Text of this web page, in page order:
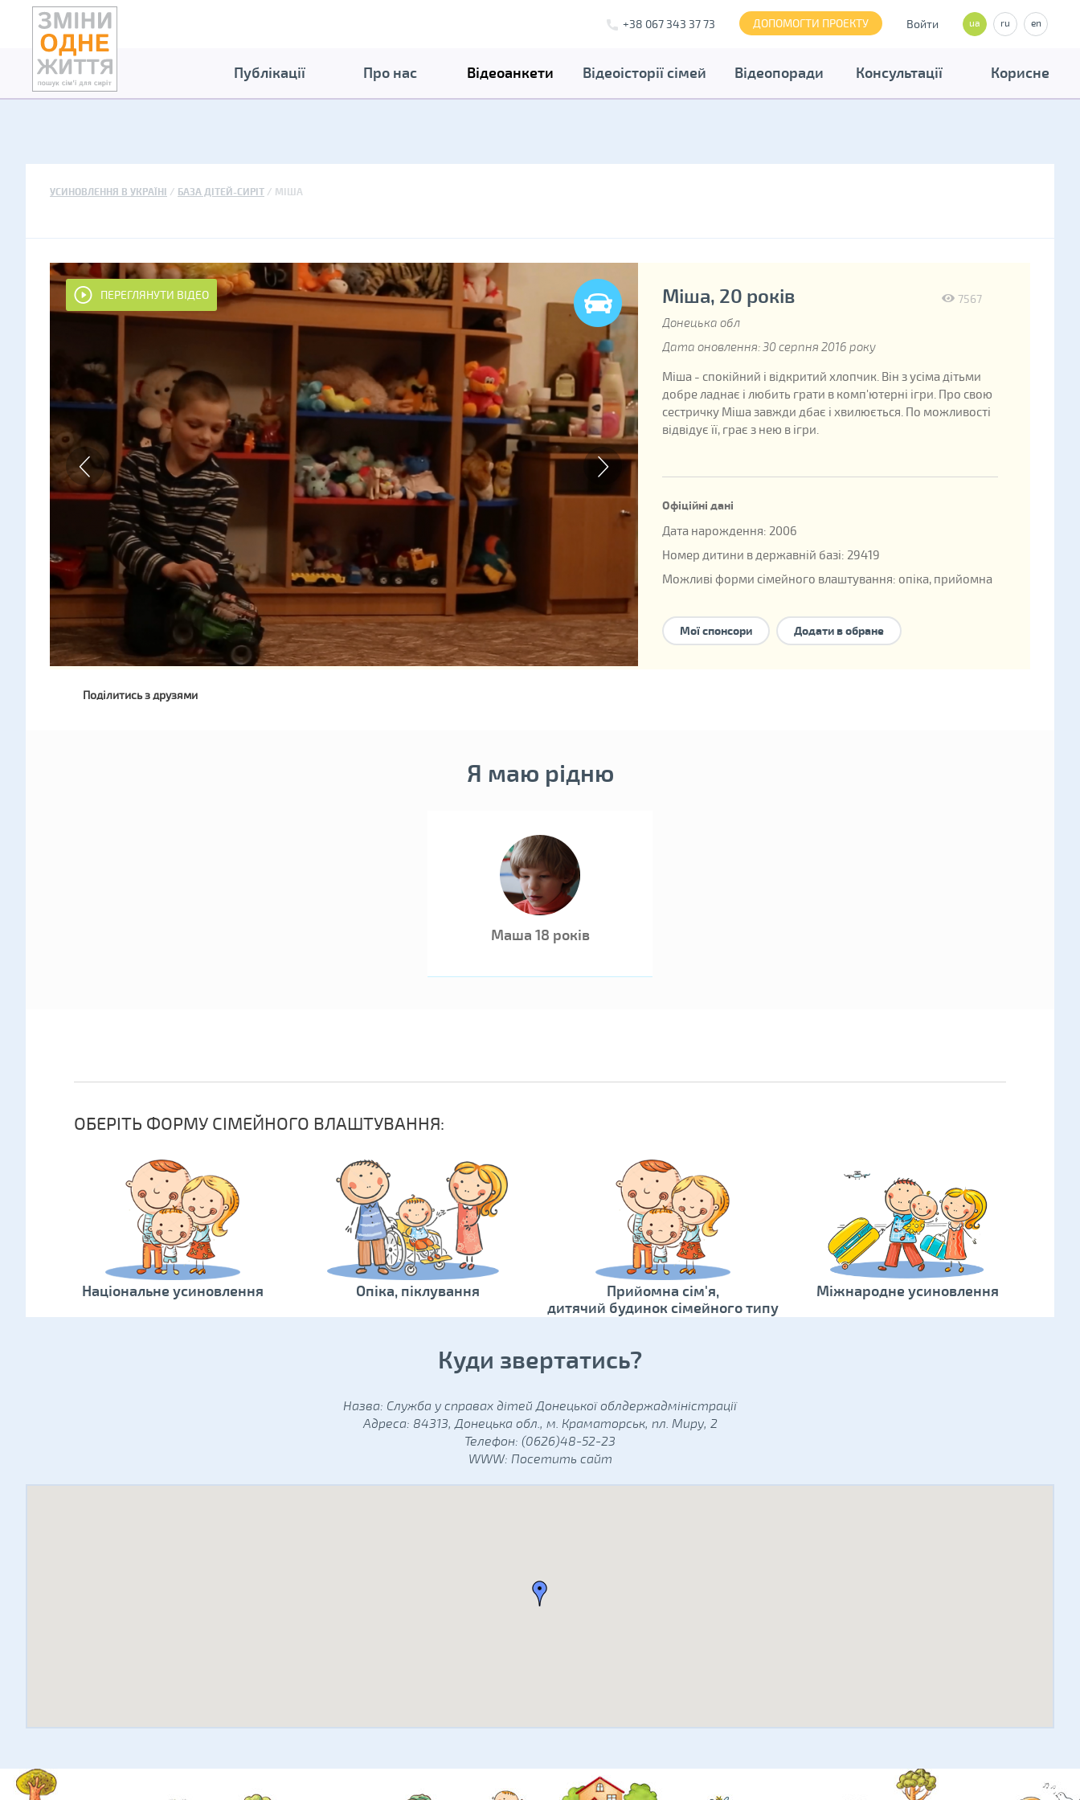
+38 067 343 37 73 ДОПОМОГТИ ПРОЕКТУ Войти ua ru en
Публікації Про нас Відеоанкети Відеоісторії сімей Відеопоради Консультації Корисне
УСИНОВЛЕННЯ В УКРАЇНІ БАЗА ДІТЕЙ-СИРІТ МІША
ПЕРЕГЛЯНУТИ ВІДЕО 7567
Міша, 20 років
Донецька обл
Дата оновлення: 30 серпня 2016 року
Міша - спокійний і відкритий хлопчик. Він з усіма дітьми
добре ладнає і любить грати в комп'ютерні ігри. Про свою
сестричку Міша завжди дбає і хвилюється. По можливості
відвідує її, грає з нею в ігри.
Офіційні дані
Дата нарождення: 2006
Номер дитини в державній базі: 29419
Можливі форми сімейного влаштування: опіка, прийомна
Дитина має брата/сестру
Мої спонсори Додати в обране
Поділитись з друзями
Я маю рідню
Маша 18 років
ОБЕРІТЬ ФОРМУ СІМЕЙНОГО ВЛАШТУВАННЯ:
Національне усиновлення Опіка, піклування
Прийомна сім'я,
дитячий будинок сімейного типу
Міжнародне усиновлення
Куди звертатись?
Назва: Служба у справах дітей Донецької облдержадміністрації
Адреса: 84313, Донецька обл., м. Краматорськ, пл. Миру, 2
Телефон: (0626)48-52-23
WWW: Посетить сайт